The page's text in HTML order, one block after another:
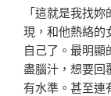
「這就是我找
現，和他熱絡的
自己了。最明
盡腦汁，想要回
有水準。甚至連